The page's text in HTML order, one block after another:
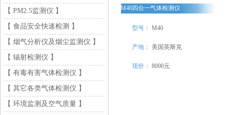
【 PM2.5监测仪 】
【 食品安全快速检测 】
【 烟气分析仪及烟尘监测仪 】
【 辐射检测仪 】
【 有毒有害气体检测仪 】
【 其它各类气体检测仪 】
【 环境监测及空气质量 】
M40四合一气体检测仪
型号： M40
产地： 美国英斯克
现价： 8000元